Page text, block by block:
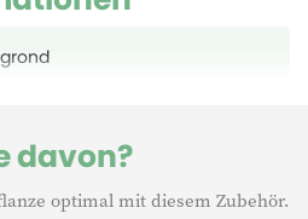
Erde gleichmäßig auftragen und
davon?
optimal mit diesem Zubehör.